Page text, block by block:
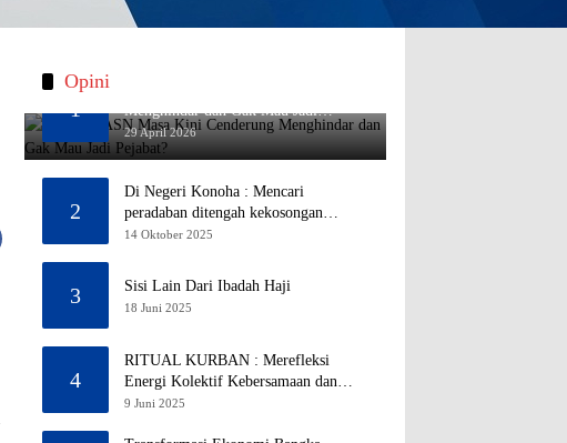
Opini
1
Menghindar dan Gak Mau Jadi
Pejabat?
29 April 2026
2
Di Negeri Konoha : Mencari
peradaban ditengah kekosongan
pendidikan
14 Oktober 2025
3 Sisi Lain Dari Ibadah Haji
18 Juni 2025
4
RITUAL KURBAN : Merefleksi
Energi Kolektif Kebersamaan dan
Mengeliminasi Sifat Kebinatangan
9 Juni 2025